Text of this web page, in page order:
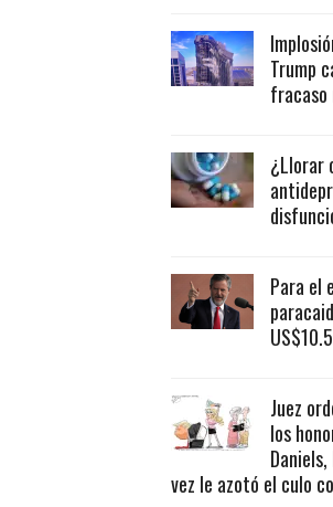
Trump
fracaso
¿Llorar
Para el
Juez
los
vez le azotó el culo